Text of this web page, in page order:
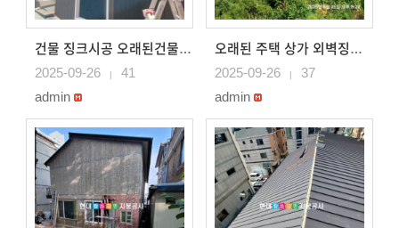
건물 징크시공 오래된건물 외벽 전체 벽체 징크로 시공 서..
2025-09-26 |
41
admin
오래된 주택 상가 외벽징크공사중 데스리 징크시공 충주지..
2025-09-26 |
37
admin